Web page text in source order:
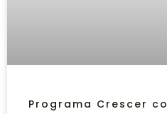
Programa Crescer